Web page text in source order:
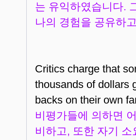
는 유익하였습니다.
나의 경험을 공유하
Critics charge that
thousands of dollars
backs on their own
비평가들에 의하면
비하고, 또한 자기